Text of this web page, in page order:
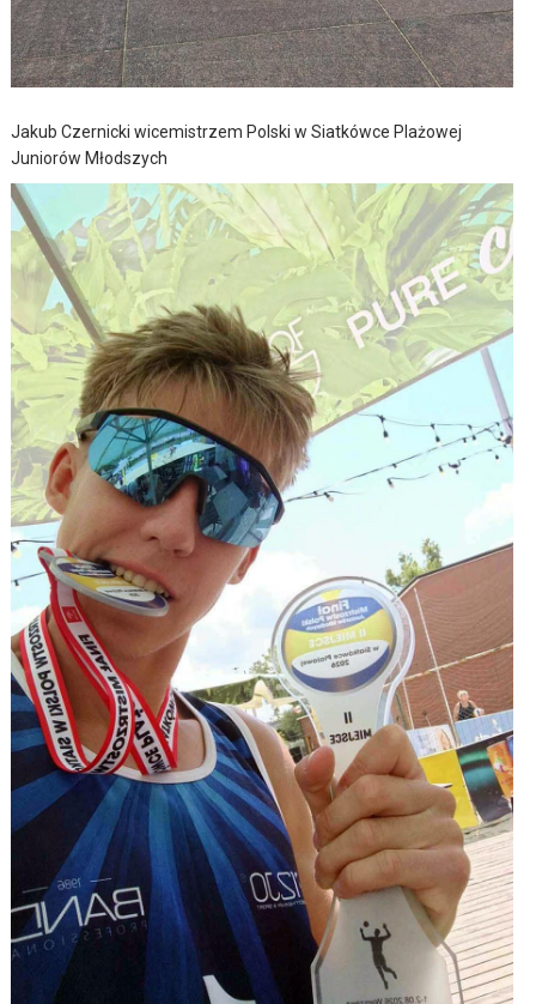
Jakub Czernicki wicemistrzem Polski w Siatkówce Plażowej
Juniorów Młodszych